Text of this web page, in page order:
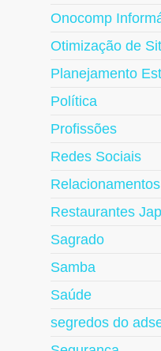
Onocomp
Otimização de
Planejamento
Política
Profissões
Redes Sociais
Relacionamentos
Restaurantes
Sagrado
Samba
Saúde
segredos do